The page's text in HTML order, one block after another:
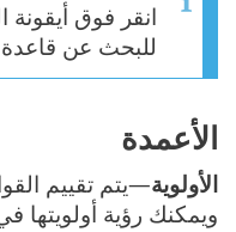
انقر فوق أيقونة
للبحث عن
الأعمدة
الأولوية—يتم تقييم
ويمكنك رؤية أولويتها